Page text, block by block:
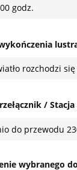
godz.
/
do przewodu
wybranego